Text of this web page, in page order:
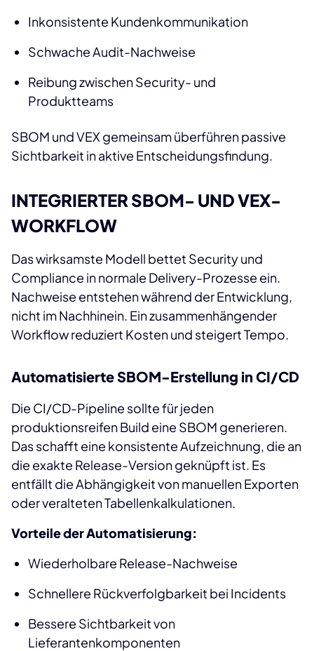
Inkonsistente Kundenkommunikation
Schwache Audit-Nachweise
Reibung zwischen Security- und
Produktteams
SBOM und VEX gemeinsam überführen passive
Sichtbarkeit in aktive Entscheidungsfindung.
INTEGRIERTER SBOM- UND VEX-
WORKFLOW
Das wirksamste Modell bettet Security und
Compliance in normale Delivery-Prozesse ein.
Nachweise entstehen während der Entwicklung,
nicht im Nachhinein. Ein zusammenhängender
Workflow reduziert Kosten und steigert Tempo.
Automatisierte SBOM-Erstellung in CI/CD
Die CI/CD-Pipeline sollte für jeden
produktionsreifen Build eine SBOM generieren.
Das schafft eine konsistente Aufzeichnung, die an
die exakte Release-Version geknüpft ist. Es
entfällt die Abhängigkeit von manuellen Exporten
oder veralteten Tabellenkalkulationen.
Vorteile der Automatisierung:
Wiederholbare Release-Nachweise
Schnellere Rückverfolgbarkeit bei Incidents
Bessere Sichtbarkeit von
Lieferantenkomponenten